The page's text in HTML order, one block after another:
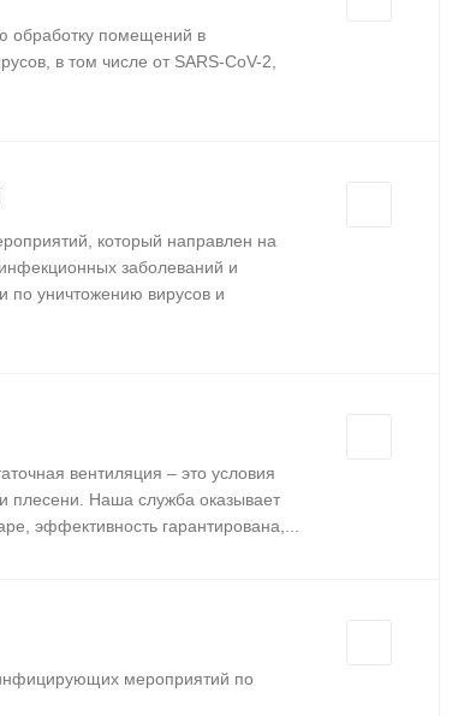
обработку помещений в
в том числе от SARS-CoV-2,
который направлен на
заболеваний и
по уничтожению вирусов и
вентиляция – это условия
плесени. Наша служба оказывает
эффективность гарантирована,...
мероприятий по